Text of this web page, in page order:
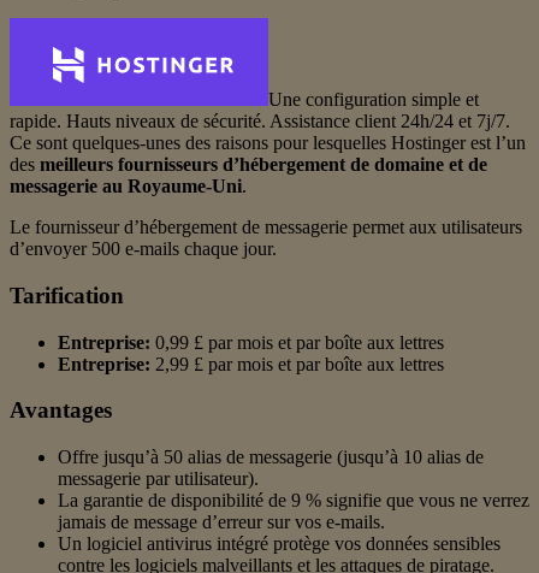
Une configuration simple et
rapide. Hauts niveaux de sécurité. Assistance client 24h/24 et 7j/7.
Ce sont quelques-unes des raisons pour lesquelles Hostinger est l’un
des meilleurs fournisseurs d’hébergement de domaine et de
messagerie au Royaume-Uni.
Le fournisseur d’hébergement de messagerie permet aux utilisateurs
d’envoyer 500 e-mails chaque jour.
Tarification
Entreprise: 0,99 £ par mois et par boîte aux lettres
Entreprise: 2,99 £ par mois et par boîte aux lettres
Avantages
Offre jusqu’à 50 alias de messagerie (jusqu’à 10 alias de
messagerie par utilisateur).
La garantie de disponibilité de 9 % signifie que vous ne verrez
jamais de message d’erreur sur vos e-mails.
Un logiciel antivirus intégré protège vos données sensibles
contre les logiciels malveillants et les attaques de piratage.